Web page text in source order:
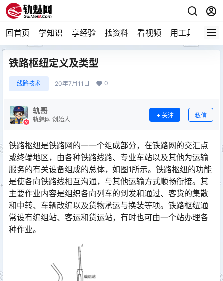
回首页 学知识 享经验 找资料 看视频 用工具 论技
铁路枢纽定义及类型
线路技术 20年7月11日 0
轨哥
轨魅网 创始人
关注 私信
铁路枢纽是铁路网的一一个组成部分，在铁路网的交汇点
或终端地区，由各种铁路线路、专业车站以及其他为运输
服务的有关设备组成的总体，如图1所示。铁路枢纽的功能
是使各向铁路线相互沟通，与其他运输方式顺畅衔接。其
主要作业内容是组织各向列车的到发和通过、客货的集散
和中转、车辆改编以及货物承运与换装等项。铁路枢纽通
常设有编组站、客运和货运站，有时也可由一个站办理各
种作业。󠅅󠅃󠄵󠅂󠄪󠇖󠆨󠆨󠇕󠆞󠆒󠅬󠇘󠆭󠆘󠇙󠆝󠅵󠇗󠆭󠆁󠄐󠇗󠅹󠅸󠇖󠆍󠅳󠇖󠅹󠅰󠇖󠆌󠅹